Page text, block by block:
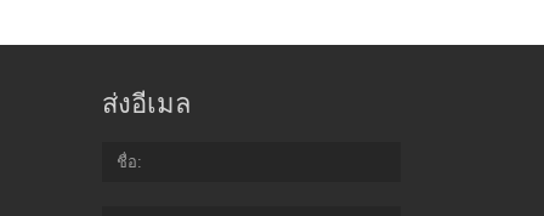
ส่งอีเมล
ชื่อ